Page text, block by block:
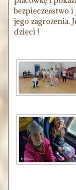
bezpieczeństwo i
jego zagrożenia.
dzieci !